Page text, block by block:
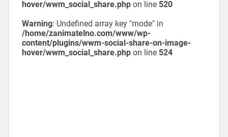
hover/wwm_social_share.phpon line 520
Warning: Undefined array key "mode" in
/home/zanimatelno.com/www/wp-
content/plugins/wwm-social-share-on-image-
hover/wwm_social_share.phpon line 524